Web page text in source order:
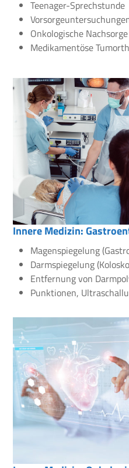
Teenager-Sprechstunde
Onkologische Nachsorge
Medikamentöse
Innere Medizin:
Magenspiegelung
Darmspiegelung
Entfernung von
Punktionen,